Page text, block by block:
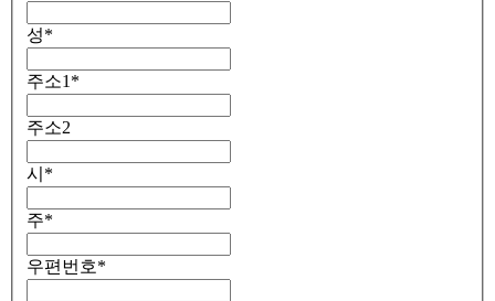
성*
주소1 *
주소2
시 *
주*
우편번호*